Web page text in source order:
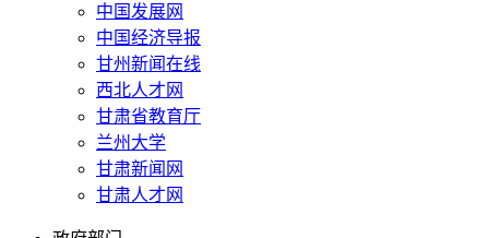
中国发展网
中国经济导报
甘州新闻在线
西北人才网
甘肃省教育厅
兰州大学
甘肃新闻网
甘肃人才网